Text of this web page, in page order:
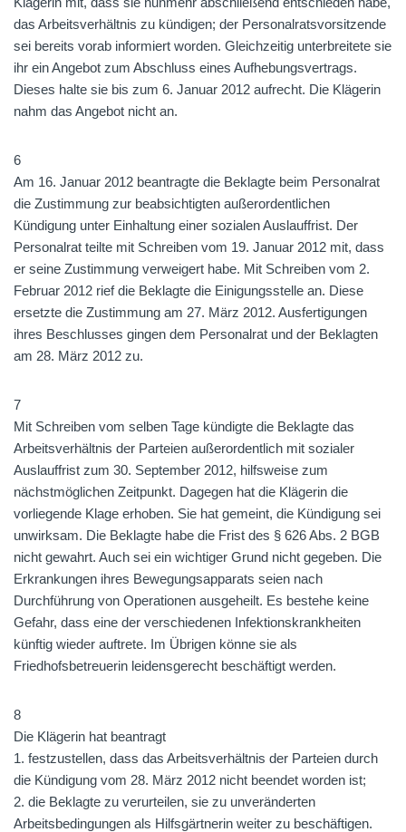
das Arbeitsverhältnis zu kündigen; der Personalratsvorsitzende
sei bereits vorab informiert worden. Gleichzeitig unterbreitete sie
ihr ein Angebot zum Abschluss eines Aufhebungsvertrags.
Dieses halte sie bis zum 6. Januar 2012 aufrecht. Die Klägerin
nahm das Angebot nicht an.
6
Am 16. Januar 2012 beantragte die Beklagte beim Personalrat
die Zustimmung zur beabsichtigten außerordentlichen
Kündigung unter Einhaltung einer sozialen Auslauffrist. Der
Personalrat teilte mit Schreiben vom 19. Januar 2012 mit, dass
er seine Zustimmung verweigert habe. Mit Schreiben vom 2.
Februar 2012 rief die Beklagte die Einigungsstelle an. Diese
ersetzte die Zustimmung am 27. März 2012. Ausfertigungen
ihres Beschlusses gingen dem Personalrat und der Beklagten
am 28. März 2012 zu.
7
Mit Schreiben vom selben Tage kündigte die Beklagte das
Arbeitsverhältnis der Parteien außerordentlich mit sozialer
Auslauffrist zum 30. September 2012, hilfsweise zum
nächstmöglichen Zeitpunkt. Dagegen hat die Klägerin die
vorliegende Klage erhoben. Sie hat gemeint, die Kündigung sei
unwirksam. Die Beklagte habe die Frist des § 626 Abs. 2 BGB
nicht gewahrt. Auch sei ein wichtiger Grund nicht gegeben. Die
Erkrankungen ihres Bewegungsapparats seien nach
Durchführung von Operationen ausgeheilt. Es bestehe keine
Gefahr, dass eine der verschiedenen Infektionskrankheiten
künftig wieder auftrete. Im Übrigen könne sie als
Friedhofsbetreuerin leidensgerecht beschäftigt werden.
8
Die Klägerin hat beantragt
1. festzustellen, dass das Arbeitsverhältnis der Parteien durch
die Kündigung vom 28. März 2012 nicht beendet worden ist;
2. die Beklagte zu verurteilen, sie zu unveränderten
Arbeitsbedingungen als Hilfsgärtnerin weiter zu beschäftigen.